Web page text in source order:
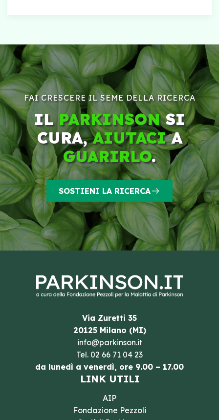
FAI CRESCERE IL SEME DELLA RICERCA
ILPARKINSONSI
CURA,AIUTACIA
GUARIRLO.
SOSTIENI LA RICERCA
Via Zuretti 35
20125 Milano (MI)
info@parkinson.it
Tel. 02 66 71 04 23
da lunedì a venerdì, ore 9.00 – 17.00
LINK UTILI
AIP
Fondazione Pezzoli